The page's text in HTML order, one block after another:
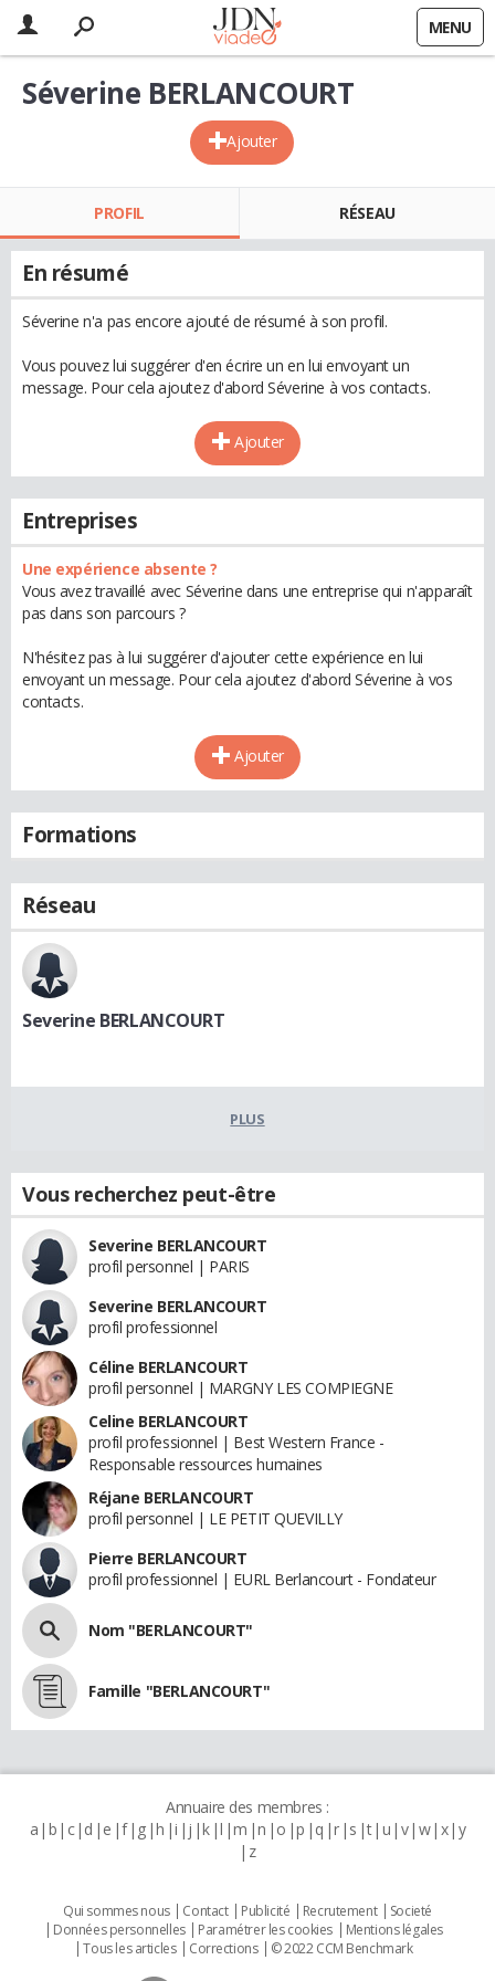
MENU
Ajouter
Séverine BERLANCOURT
PROFIL RÉSEAU
En résumé
Séverine n'a pas encore ajouté de résumé à son profil.
Vous pouvez lui suggérer d'en écrire un en lui envoyant un
message. Pour cela ajoutez d'abord Séverine à vos contacts.
Ajouter
Entreprises
Une expérience absente ?
Vous avez travaillé avec Séverine dans une entreprise qui n'apparaît
pas dans son parcours ?
N'hésitez pas à lui suggérer d'ajouter cette expérience en lui
envoyant un message. Pour cela ajoutez d'abord Séverine à vos
contacts.
Ajouter
Formations
Réseau
Severine BERLANCOURT
PLUS
Vous recherchez peut-être
Severine BERLANCOURT
profil personnel | PARIS
Severine BERLANCOURT
profil professionnel
Céline BERLANCOURT
profil personnel | MARGNY LES COMPIEGNE
Celine BERLANCOURT
profil professionnel | Best Western France -
Responsable ressources humaines
Réjane BERLANCOURT
profil personnel | LE PETIT QUEVILLY
Pierre BERLANCOURT
profil professionnel | EURL Berlancourt - Fondateur
Nom "BERLANCOURT"
Famille "BERLANCOURT"
Annuaire des membres :
a b c d e f g h i j k l m n o p q r s t u v w x y
z
Qui sommes nous Contact Publicité Recrutement
Societé
Données personnelles
Paramétrer les cookies
Mentions légales
Tous les articles
Corrections © 2022 CCM Benchmark